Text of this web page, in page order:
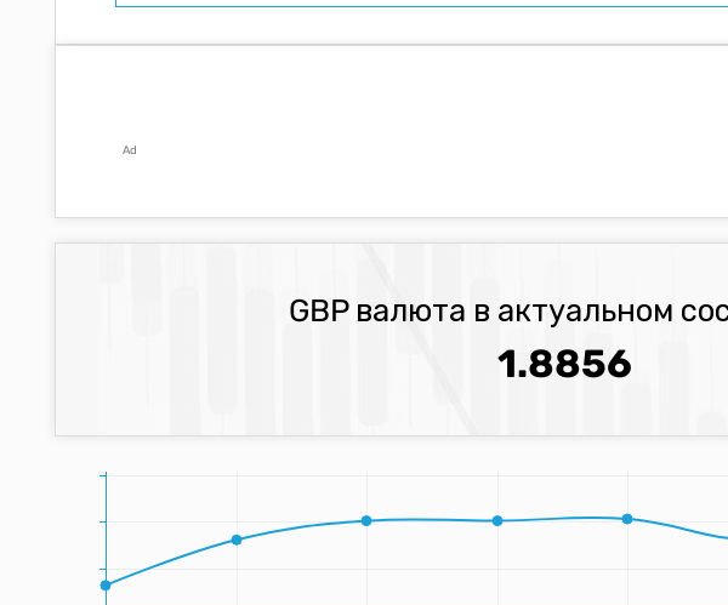
Ad
GBP валюта в актуальном
1.8856